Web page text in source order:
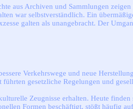
aus Archiven und Sammlungen
war selbstverständlich. Ein
galten als unangebracht. Der
Verkehrswege und neue
gesetzliche Regelungen und
Zeugnisse erhalten. Heute
Formen beschäftigt, stößt häufig